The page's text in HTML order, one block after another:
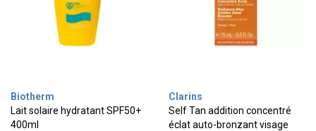
Biotherm
Lait solaire hydratant SPF50+
400ml
Clarins
Self Tan addition concentré
éclat auto-bronzant visage